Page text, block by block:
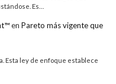
Es…
en Pareto más vigente que
Esta ley de enfoque establece